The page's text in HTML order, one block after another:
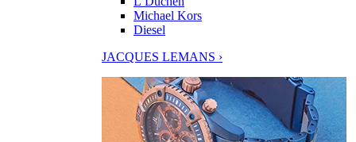
Michael Kors
Diesel
JACQUES LEMANS ›